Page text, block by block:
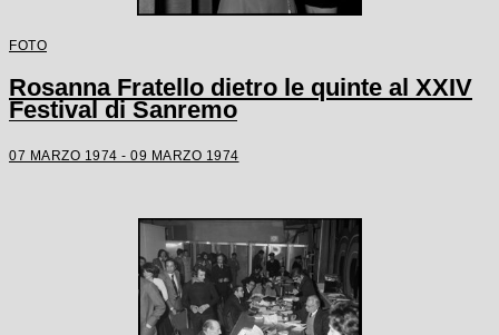
FOTO
Rosanna Fratello dietro le quinte al XXIV
Festival di Sanremo
07 MARZO 1974 - 09 MARZO 1974